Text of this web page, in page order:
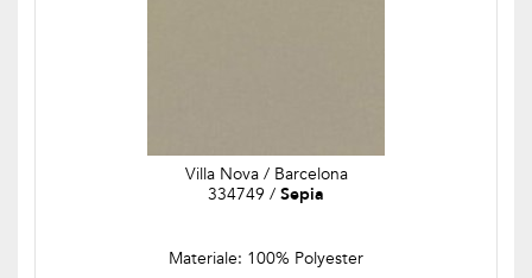
Villa Nova / Barcelona
334749 / Sepia
Materiale: 100% Polyester